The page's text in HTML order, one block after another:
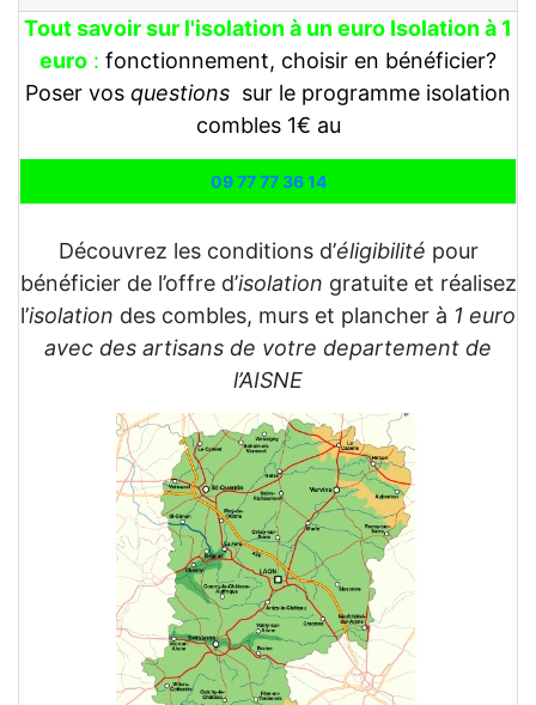
Tout savoir sur l'isolation à un euro Isolation à 1
euro : fonctionnement, choisir en bénéficier?
Poser vos questions sur le programme isolation
combles 1€ au
09 77 77 36 14
Découvrez les conditions d’éligibilité pour
bénéficier de l’offre d’isolation gratuite et réalisez
l’isolation des combles, murs et plancher à 1 euro
avec des artisans de votre departement de
l’AISNE